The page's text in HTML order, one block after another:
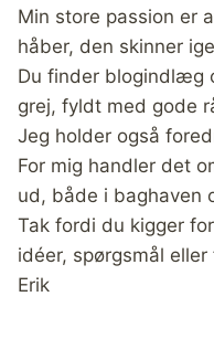
Min store passion er
håber, den skinner
Du finder blogindlæg
grej, fyldt med gode
Jeg holder også
For mig handler det
ud, både i baghaven
Tak fordi du kigger
idéer, spørgsmål eller
Erik